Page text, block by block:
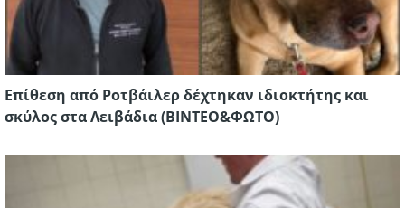
Επίθεση από Ροτβάιλερ δέχτηκαν ιδιοκτήτης και
σκύλος στα Λειβάδια (ΒΙΝΤΕΟ&ΦΩΤΟ)